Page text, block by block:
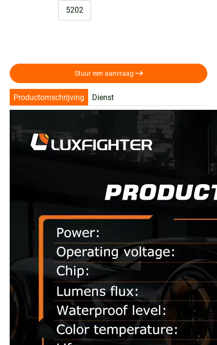
5202
Stuur een aanvraag 
Productomschrijving Dienst